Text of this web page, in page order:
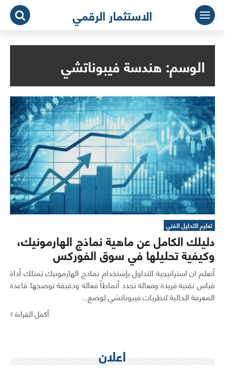
التجاوز
المحتوى
الاستثمار الرقمي
الوسم:هندسة فيبوناتشي
تعليم التحليل الفني
دليلك الكامل عن ماهية نماذج الهارمونيك،
وكيفية تحليلها في سوق الفوركس
أتعلم ان استراتيجية التداول بإستخدام نماذج الهارمونيك تمتلك أداة
قياس تقنية فريدة وفعالة تحدد أنماطاً فعالة ودقيقة توضحها قاعدة
المعرفة الحالية لنظريات فيبوناتشي لوضع...
أكمل القراءة
اعلان